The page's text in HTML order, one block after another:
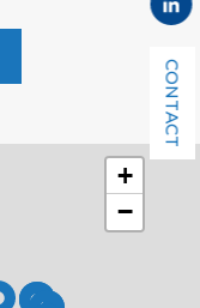
CONTACT
+
−